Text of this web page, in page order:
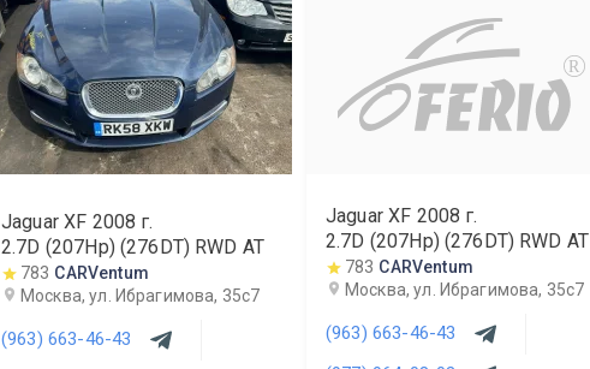
Jaguar XF 2008 г.
2.7D (207Hp) (276DT) RWD AT
783 CARVentum
Москва, ул. Ибрагимова, 35с7
(963) 663-46-43
R
Jaguar XF 2008 г.
2.7D (207Hp) (276DT) RWD AT
783 CARVentum
Москва, ул. Ибрагимова, 35с7
(963) 663-46-43